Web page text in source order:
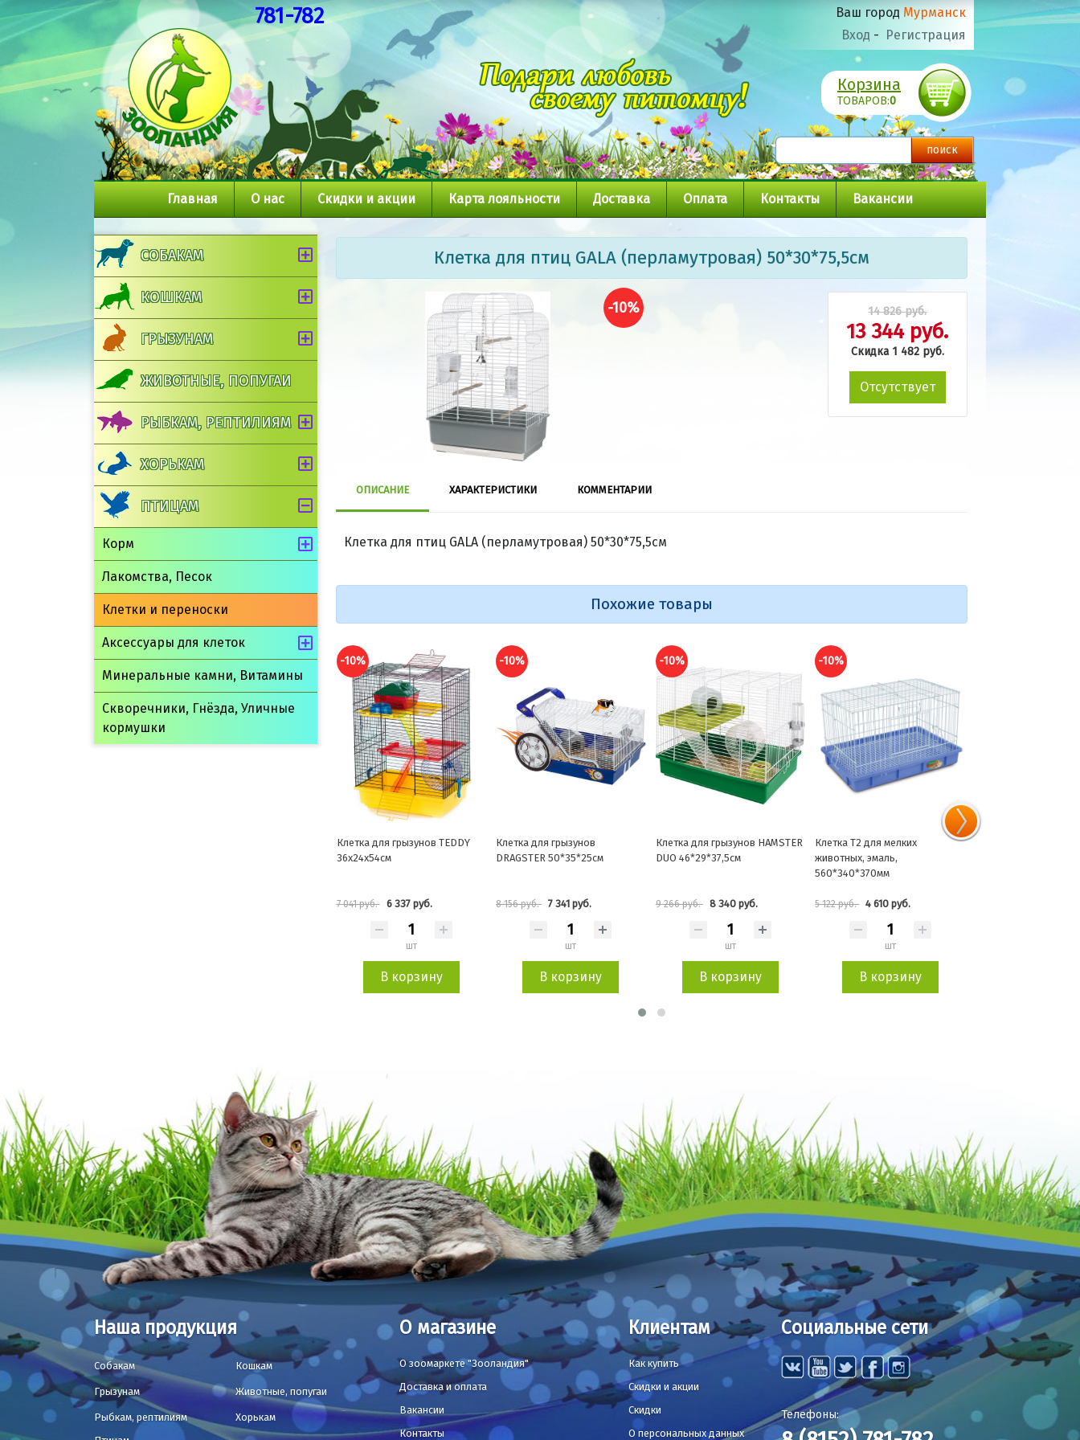
781-782 Ваш город Мурманск
Вход - Регистрация
Корзина
ТОВАРОВ:0
Главная О нас Скидки и акции Карта лояльности Доставка Оплата Контакты Вакансии
СОБАКАМ
КОШКАМ
ГРЫЗУНАМ
ЖИВОТНЫЕ, ПОПУГАИ
РЫБКАМ, РЕПТИЛИЯМ
ХОРЬКАМ
ПТИЦАМ
Корм
Лакомства, Песок
Клетки и переноски
Аксессуары для клеток
Минеральные камни, Витамины
Скворечники, Гнёзда, Уличные
кормушки
Клетка для птиц GALA (перламутровая) 50*30*75,5см
-10% 14 826 руб.
13 344 руб.
Скидка 1 482 руб.
Отсутствует
ОПИСАНИЕ ХАРАКТЕРИСТИКИ КОММЕНТАРИИ
Клетка для птиц GALA (перламутровая) 50*30*75,5см
Похожие товары
-10%
Клетка для грызунов TEDDY
36х24х54см
7 041 руб. 6 337 руб.
шт
В корзину
-10%
Клетка для грызунов
DRAGSTER 50*35*25см
8 156 руб. 7 341 руб.
шт
В корзину
-10%
Клетка для грызунов HAMSTER
DUO 46*29*37,5см
9 266 руб. 8 340 руб.
шт
В корзину
-10%
Клетка T2 для мелких
животных, эмаль,
560*340*370мм
5 122 руб. 4 610 руб.
шт
В корзину
Наша продукция
Собакам Кошкам
Грызунам Животные, попугаи
Рыбкам, рептилиям
Хорькам
О магазине
О зоомаркете "Зооландия"
Доставка и оплата
Вакансии
Контакты
Клиентам
Как купить
Скидки и акции
Скидки
О персональных данных
Социальные сети
Телефоны: